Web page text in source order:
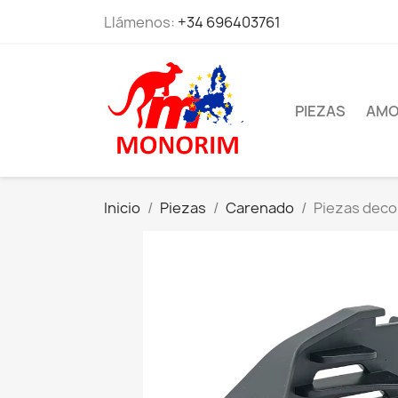
Llámenos: +34 696403761
PIEZAS
Inicio Piezas Carenado Piezas